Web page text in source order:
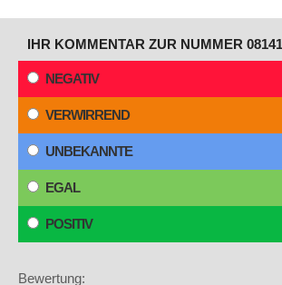
IHR KOMMENTAR ZUR NUMMER
NEGATIV
VERWIRREND
UNBEKANNTE
EGAL
POSITIV
Bewertung: